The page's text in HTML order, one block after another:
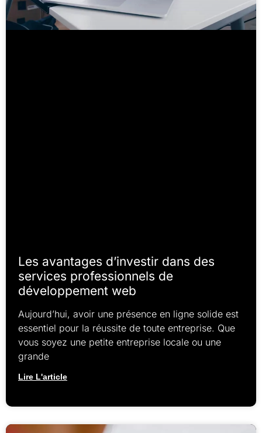
Les avantages d’investir dans des
services professionnels de
développement web
Aujourd’hui, avoir une présence en ligne solide est
essentiel pour la réussite de toute entreprise. Que
vous soyez une petite entreprise locale ou une
grande
Lire L'article